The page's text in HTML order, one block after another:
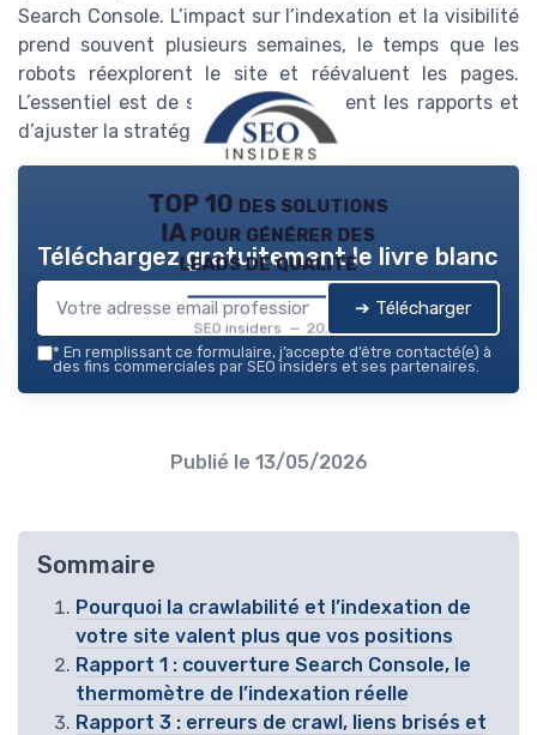
Search Console. L’impact sur l’indexation et la visibilité
prend souvent plusieurs semaines, le temps que les
robots réexplorent le site et réévaluent les pages.
L’essentiel est de suivre régulièrement les rapports et
d’ajuster la stratégie en continu.
TOP 10 des solutions
IA pour générer des
leads de qualité
SEO insiders — 2026
Téléchargez gratuitement le livre blanc
➔ Télécharger
* En remplissant ce formulaire, j’accepte d’être contacté(e) à
des fins commerciales par SEO insiders et ses partenaires.
Publié le 13/05/2026
Sommaire
Pourquoi la crawlabilité et l’indexation de
votre site valent plus que vos positions
Rapport 1 : couverture Search Console, le
thermomètre de l’indexation réelle
Rapport 3 : erreurs de crawl, liens brisés et